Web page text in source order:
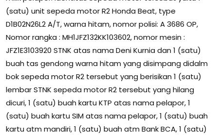
(satu) unit sepeda motor R2 Honda Beat, type
D1B02N26L2 A/T, warna hitam, nomor polisi: A 3686 OP,
Nomor rangka : MH1JFZ132KK103602, nomor mesin :
JFZ1E3103920 STNK atas nama Deni Kurnia dan 1 (satu)
buah tas gendong warna hitam yang disimpang didalm
bok sepeda motor R2 tersebut yang berisikan 1 (satu)
lembar STNK sepeda motor R2 tersebut yang hilang
dicuri, 1 (satu) buah kartu KTP atas nama pelapor, 1
(satu) buah kartu SIM atas nama pelapor, 1 (satu) buah
kartu atm mandiri, 1 (satu) buah atm Bank BCA, 1 (satu)